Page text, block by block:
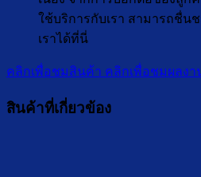
ใช้บริการกับเรา สามารถชื่น
เราได้ที่นี่
คลิกเพื่อชมสินค้า คลิกเพื่อชมผลงา
สินค้าที่เกี่ยวข้อง